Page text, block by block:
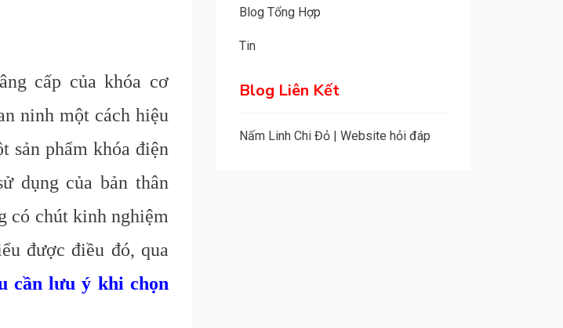
cấp của khóa cơ
ninh một cách hiệu
sản phẩm khóa điện
dụng của bản thân
có chút kinh nghiệm
được điều đó, qua
cần lưu ý khi chọn
Blog Tổng Hợp
Tin
Blog Liên Kết
Nấm Linh Chi Đỏ| Website hỏi đáp